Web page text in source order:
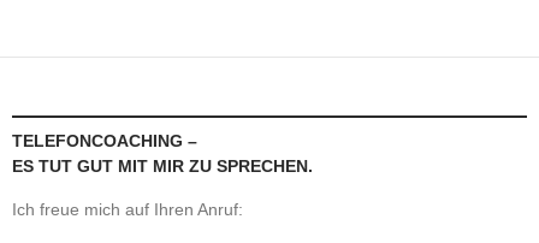
TELEFONCOACHING –
ES TUT GUT MIT MIR ZU SPRECHEN.
Ich freue mich auf Ihren Anruf: